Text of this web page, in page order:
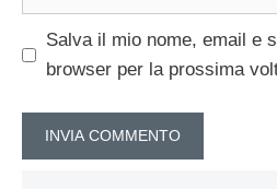
Salva il mio nome, email e
browser per la prossima